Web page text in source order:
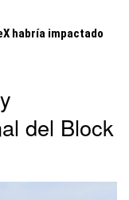
habría impactado
del Block